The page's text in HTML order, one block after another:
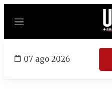
Menú
07 ago 2026